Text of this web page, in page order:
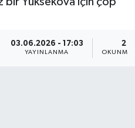
03.06.2026 - 17:03
YAYINLANMA
2
OKUNMA